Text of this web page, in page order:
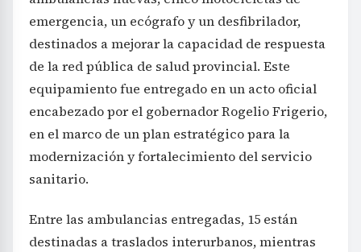
emergencia, un ecógrafo y un desfibrilador,
destinados a mejorar la capacidad de respuesta
de la red pública de salud provincial. Este
equipamiento fue entregado en un acto oficial
encabezado por el gobernador Rogelio Frigerio,
en el marco de un plan estratégico para la
modernización y fortalecimiento del servicio
sanitario.
Entre las ambulancias entregadas, 15 están
destinadas a traslados interurbanos, mientras